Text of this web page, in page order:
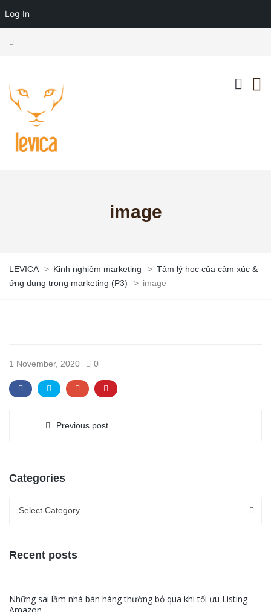
image
LEVICA > Kinh nghiệm marketing > Tâm lý học của cảm xúc &
ứng dụng trong marketing (P3)
> image
1 November, 2020 0
Previous post
Categories
Select Category
Recent posts
Những sai lầm nhà bán hàng thường bỏ qua khi tối ưu Listing
Log In